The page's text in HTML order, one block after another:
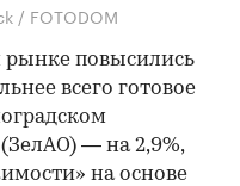
/ FOTODOM
повысились
всего готовое
— на 2,9%,
на основе